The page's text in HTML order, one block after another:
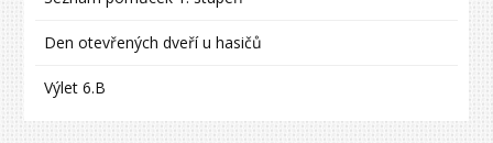
Den otevřených dveří u hasičů
Výlet 6.B